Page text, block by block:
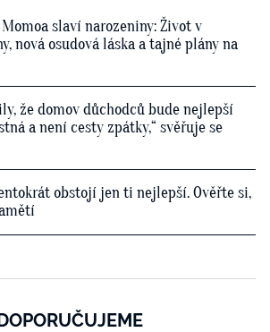
slaví narozeniny: Život v
nová osudová láska a tajné plány na
že domov důchodců bude nejlepší
a není cesty zpátky,“ svěřuje se
obstojí jen ti nejlepší. Ověřte si,